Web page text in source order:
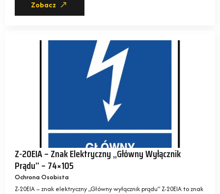
Zobacz
Z-20EIA – Znak Elektryczny „Główny Wyłącznik
Prądu” – 74×105
Ochrona Osobista
Z-20EIA – znak elektryczny „Główny wyłącznik prądu” Z-20EIA to znak